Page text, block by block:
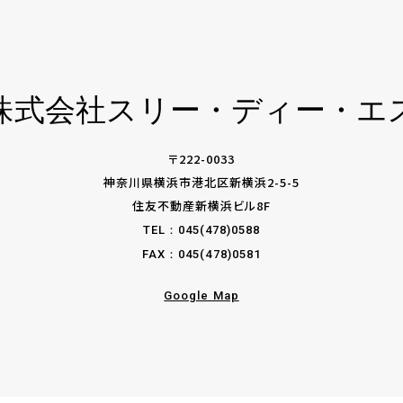
式会社スリー・ディー・エ
〒222-0033
神奈川県横浜市港北区新横浜2-5-5
住友不動産新横浜ビル8F
TEL： 045(478)0588
FAX：045(478)0581
Google Map